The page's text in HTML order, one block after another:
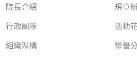
院長介紹
行政團隊
組織架構
規章
活動
榮譽